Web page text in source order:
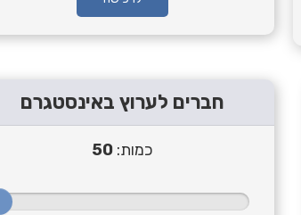
חברים לערוץ באינסטגרם
כמות:50